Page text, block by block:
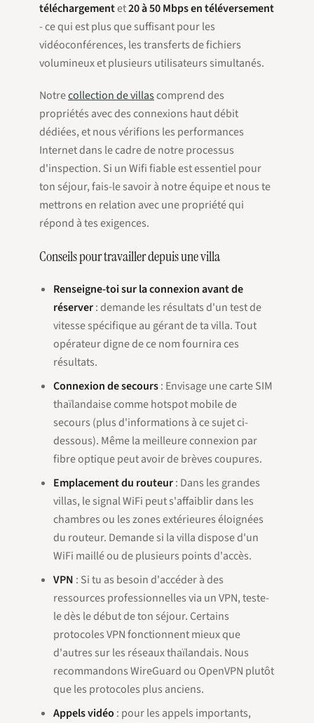
téléchargementet20 à 50 Mbps en téléversement
- ce qui est plus que suffisant pour les
vidéoconférences, les transferts de fichiers
volumineux et plusieurs utilisateurs simultanés.
Notrecollection de villascomprend des
propriétés avec des connexions haut débit
dédiées, et nous vérifions les performances
Internet dans le cadre de notre processus
d'inspection. Si un Wifi fiable est essentiel pour
ton séjour, fais-le savoir à notre équipe et nous te
mettrons en relation avec une propriété qui
répond à tes exigences.
Conseils pour travailler depuis une villa
Renseigne-toi sur la connexion avant de
réserver: demande les résultats d'un test de
vitesse spécifique au gérant de ta villa. Tout
opérateur digne de ce nom fournira ces
résultats.
Connexion de secours: Envisage une carte SIM
thaïlandaise comme hotspot mobile de
secours (plus d'informations à ce sujet ci-
dessous). Même la meilleure connexion par
fibre optique peut avoir de brèves coupures.
Emplacement du routeur: Dans les grandes
villas, le signal WiFi peut s'affaiblir dans les
chambres ou les zones extérieures éloignées
du routeur. Demande si la villa dispose d'un
WiFi maillé ou de plusieurs points d'accès.
VPN : Si tu as besoin d'accéder à des
ressources professionnelles via un VPN, teste-
le dès le début de ton séjour. Certains
protocoles VPN fonctionnent mieux que
d'autres sur les réseaux thaïlandais. Nous
recommandons WireGuard ou OpenVPN plutôt
que les protocoles plus anciens.
Appels vidéo : pour les appels importants,